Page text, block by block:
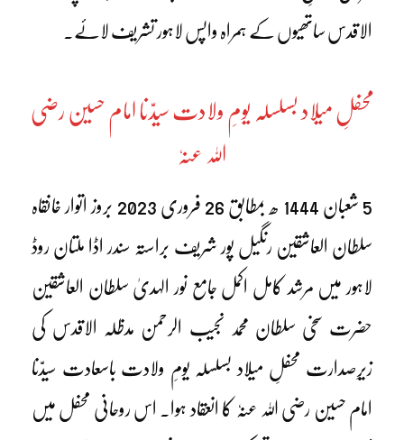
الاقدس ساتھیوں کے ہمراہ واپس لاہور تشریف لائے۔
محفلِ میلاد بسلسلہ یومِ ولادت سیدّنا امام حسین رضی
اللہ عنہٗ
5 شعبان 1444 ھ بمطابق 26 فروری 2023 بروز اتوار خانقاہ
سلطان العاشقین رنگیل پور شریف براستہ سندر اڈا ملتان روڈ
لاہور میں مرشد کامل اکمل جامع نور الہدیٰ سلطان العاشقین
حضرت سخی سلطان محمد نجیب الرحمن مدظلہ الاقدس کی
زیرِصدارت محفلِ میلاد بسلسلہ یومِ ولادت باسعادت سیدّنا
امام حسین رضی اللہ عنہٗ کا انعقاد ہوا۔ اس روحانی محفل میں